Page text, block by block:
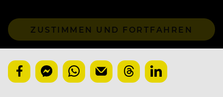
ZUSTIMMEN UND FORTFAHREN